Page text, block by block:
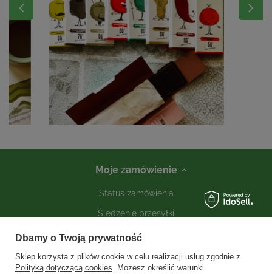
Moje zamówienie
Status zamówienia
Śledzenie przesyłki
Kontakt
Dbamy o Twoją prywatność
Sklep korzysta z plików cookie w celu realizacji usług zgodnie z
Polityką dotyczącą cookies. Możesz określić warunki